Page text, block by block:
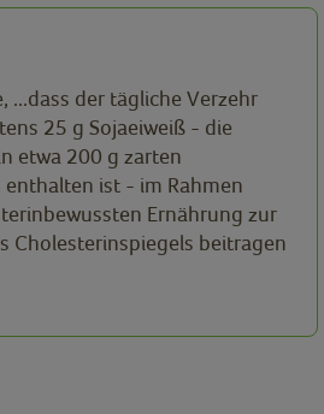
...dass der tägliche Verzehr
25 g Sojaeiweiß - die
etwa 200 g zarten
enthalten ist - im Rahmen
Ernährung zur
Cholesterinspiegels beitragen